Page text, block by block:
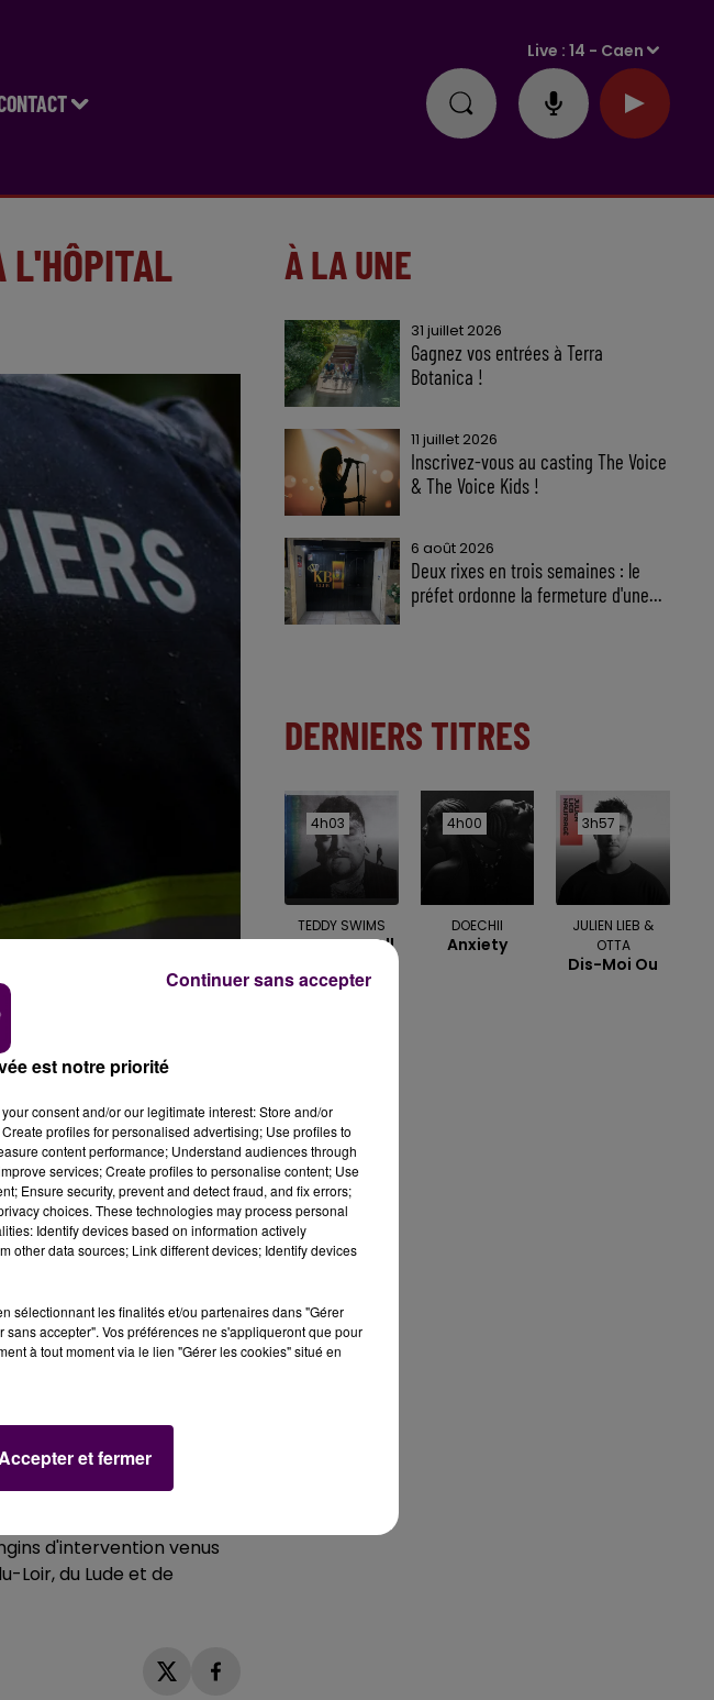
Live :14 - Caen
L'HÔPITAL
19 février à Aubigné-
:deux voitures se sont
qui restent à
ont été admis au
d'intervention venus
Loir, du Lude et de
À LA UNE
31 juillet 2026
Gagnez vos entrées à Terra
Botanica !
11 juillet 2026
Inscrivez-vous au casting The Voice
& The Voice Kids !
6 août 2026
Deux rixes en trois semaines : le
préfet ordonne la fermeture d'une...
DERNIERS TITRES
4h03
4h03
TEDDY SWIMS
Mr Know It All
4h00
4h00
DOECHII
Anxiety
3h57
3h57
JULIEN LIEB &
OTTA
Dis-Moi Ou
est notre priorité
consent and/or our legitimate interest: Store and/or
profiles for personalised advertising; Use profiles to
content performance; Understand audiences through
services; Create profiles to personalise content; Use
Ensure security, prevent and detect fraud, and fix errors;
choices. These technologies may process personal
Identify devices based on information actively
other data sources; Link different devices; Identify devices
sélectionnant les finalités et/ou partenaires dans "Gérer
accepter". Vos préférences ne s'appliqueront que pour
à tout moment via le lien "Gérer les cookies" situé en
et fermer
Continuer sans accepter